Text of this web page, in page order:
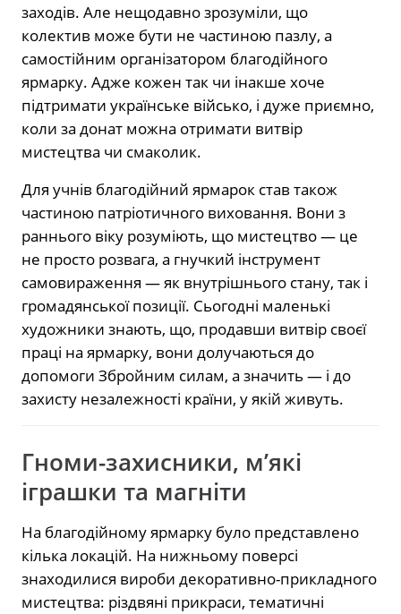
заходів. Але нещодавно зрозуміли, що
колектив може бути не частиною пазлу, а
самостійним організатором благодійного
ярмарку. Адже кожен так чи інакше хоче
підтримати українське військо, і дуже приємно,
коли за донат можна отримати витвір
мистецтва чи смаколик.
Для учнів благодійний ярмарок став також
частиною патріотичного виховання. Вони з
раннього віку розуміють, що мистецтво — це
не просто розвага, а гнучкий інструмент
самовираження — як внутрішнього стану, так і
громадянської позиції. Сьогодні маленькі
художники знають, що, продавши витвір своєї
праці на ярмарку, вони долучаються до
допомоги Збройним силам, а значить — і до
захисту незалежності країни, у якій живуть.
Гноми-захисники, м’які
іграшки та магніти
На благодійному ярмарку було представлено
кілька локацій. На нижньому поверсі
знаходилися вироби декоративно-прикладного
мистецтва: різдвяні прикраси, тематичні